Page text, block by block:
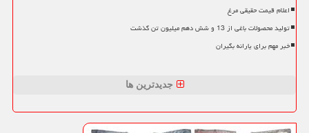
اعلام قیمت حقیقی مرغ
تولید محصولات باغی از 13 و شش دهم میلیون تن گذشت
خبر مهم برای یارانه بگیران
جدیدترین ها